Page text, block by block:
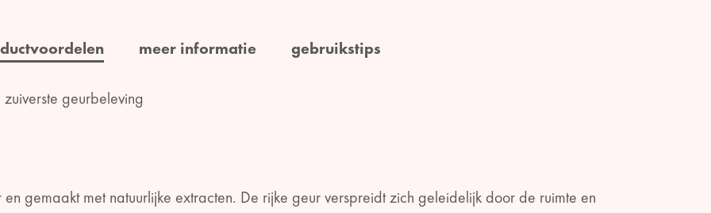
meer informatie gebruikstips
geurbeleving
gemaakt met natuurlijke extracten. De rijke geur verspreidt zich geleidelijk door de ruimte en